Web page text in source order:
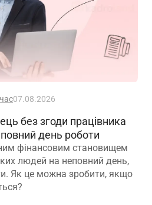
07.08.2026
без згоди працівника
день роботи
фінансовим становищем
людей на неповний день,
Як це можна зробити, якщо